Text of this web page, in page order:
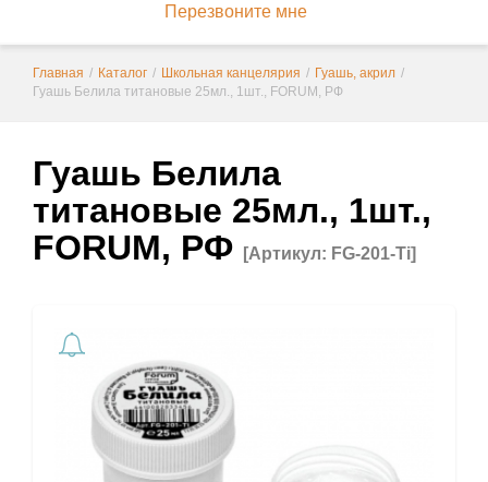
Перезвоните мне
Главная / Каталог / Школьная канцелярия / Гуашь, акрил /
Гуашь Белила титановые 25мл., 1шт., FORUM, РФ
Гуашь Белила
титановые 25мл., 1шт.,
FORUM, РФ
[Артикул: FG-201-Ti]